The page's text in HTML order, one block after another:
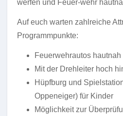
werfen und Feuer-wehr
Auf euch warten zahlreiche
Programmpunkte:
Feuerwehrautos hautnah
Mit der Drehleiter hoch
Hüpfburg und
Oppeneiger) für Kinder
Möglichkeit zur